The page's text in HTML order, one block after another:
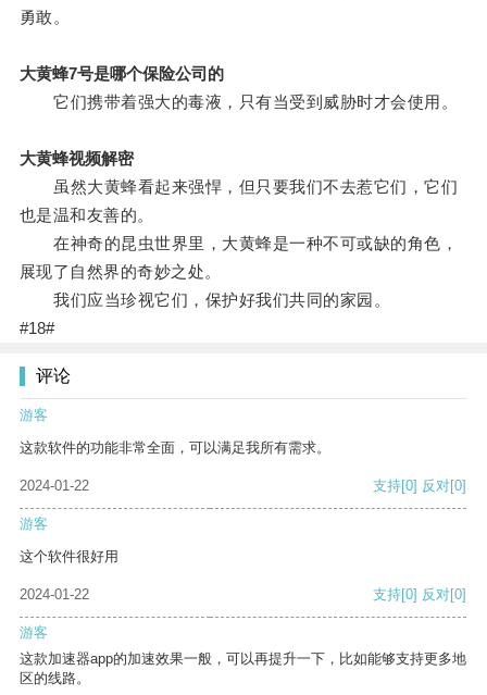
勇敢。
大黄蜂7号是哪个保险公司的
它们携带着强大的毒液，只有当受到威胁时才会使用。
大黄蜂视频解密
虽然大黄蜂看起来强悍，但只要我们不去惹它们，它们
也是温和友善的。
在神奇的昆虫世界里，大黄蜂是一种不可或缺的角色，
展现了自然界的奇妙之处。
我们应当珍视它们，保护好我们共同的家园。
#18#
评论
游客
这款软件的功能非常全面，可以满足我所有需求。
2024-01-22 支持[0] 反对[0]
游客
这个软件很好用
2024-01-22 支持[0] 反对[0]
游客
这款加速器app的加速效果一般，可以再提升一下，比如能够支持更多地
区的线路。